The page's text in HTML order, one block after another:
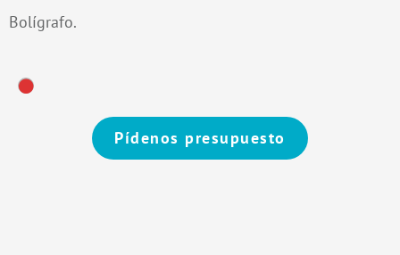
Bolígrafo.
Pídenos presupuesto